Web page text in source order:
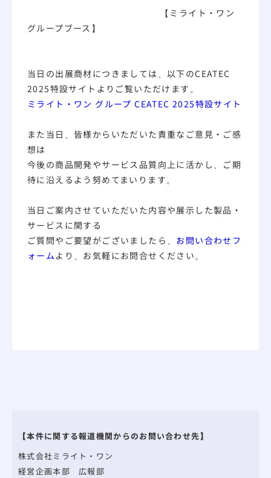
【ミライト・ワン
グループブース】
当日の出展商材につきましては、以下のCEATEC
2025特設サイトよりご覧いただけます。
ミライト・ワン グループ CEATEC 2025特設サイト
また当日、皆様からいただいた貴重なご意見・ご感
想は
今後の商品開発やサービス品質向上に活かし、ご期
待に沿えるよう努めてまいります。
当日ご案内させていただいた内容や展示した製品・
サービスに関する
ご質問やご要望がございましたら、 お問い合わせフ
ォームより、お気軽にお問合せください。
【本件に関する報道機関からのお問い合わせ先】
株式会社ミライト・ワン
経営企画本部 広報部